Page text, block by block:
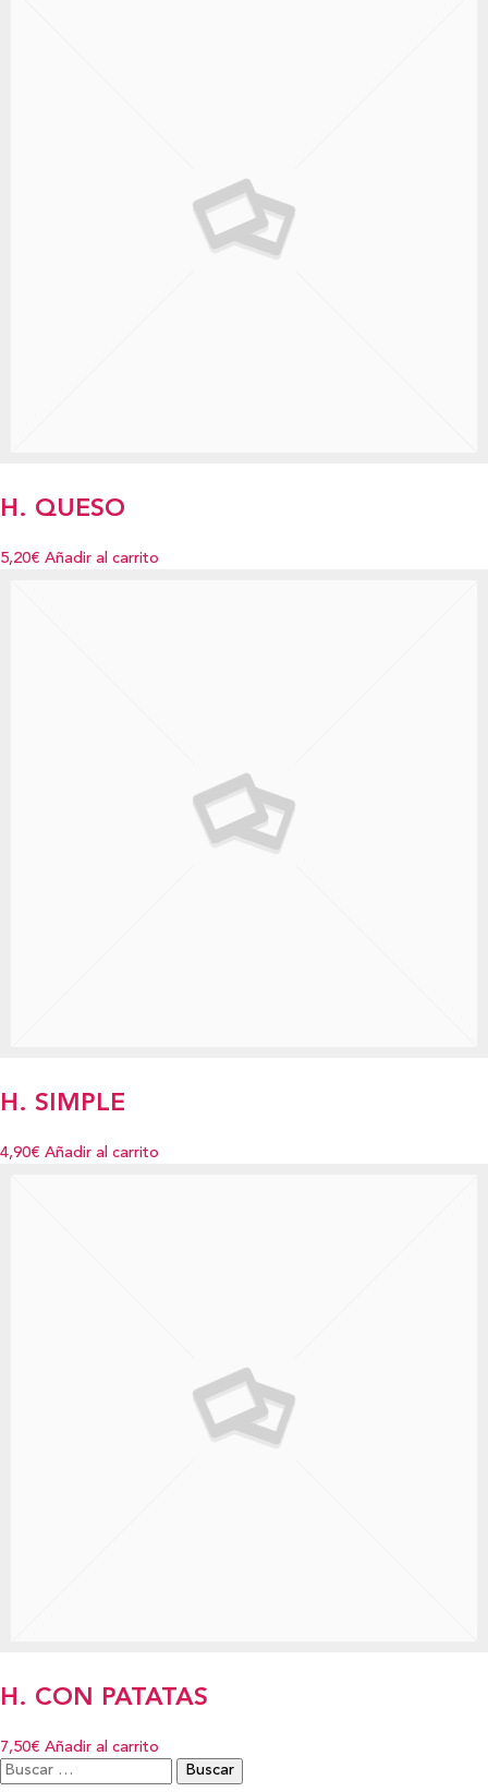
H. QUESO
5,20€ Añadir al carrito
H. SIMPLE
4,90€ Añadir al carrito
H. CON PATATAS
7,50€ Añadir al carrito
Buscar: